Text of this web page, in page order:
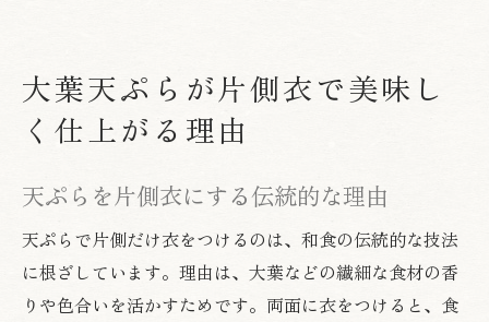
サクサク天ぷらに導く衣のつけ方とコツ
大葉天ぷらの衣をサクサクにする秘訣
大葉天ぷらを重ねる時の衣の工夫
衣の厚みと食感を両立する天ぷらの技
天ぷらを片面だけ衣にする丁寧な方法
サクサク感を長持ちさせる衣のつけ方
大葉天ぷらが片側衣で美味し
く仕上がる理由
天ぷらを片側衣にする伝統的な理由
天ぷらで片側だけ衣をつけるのは、和食の伝統的な技法
に根ざしています。理由は、大葉などの繊細な食材の香
りや色合いを活かすためです。両面に衣をつけると、食